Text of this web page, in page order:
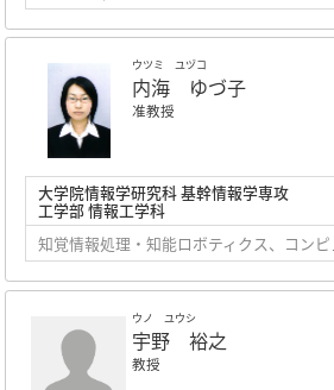
ウツミ ユヅコ
内海 ゆづ子
准教授
大学院情報学研究科 基幹情報学専攻
工学部 情報工学科
知覚情報処理・知能ロボティクス、コン
ウノ ユウシ
宇野 裕之
教授